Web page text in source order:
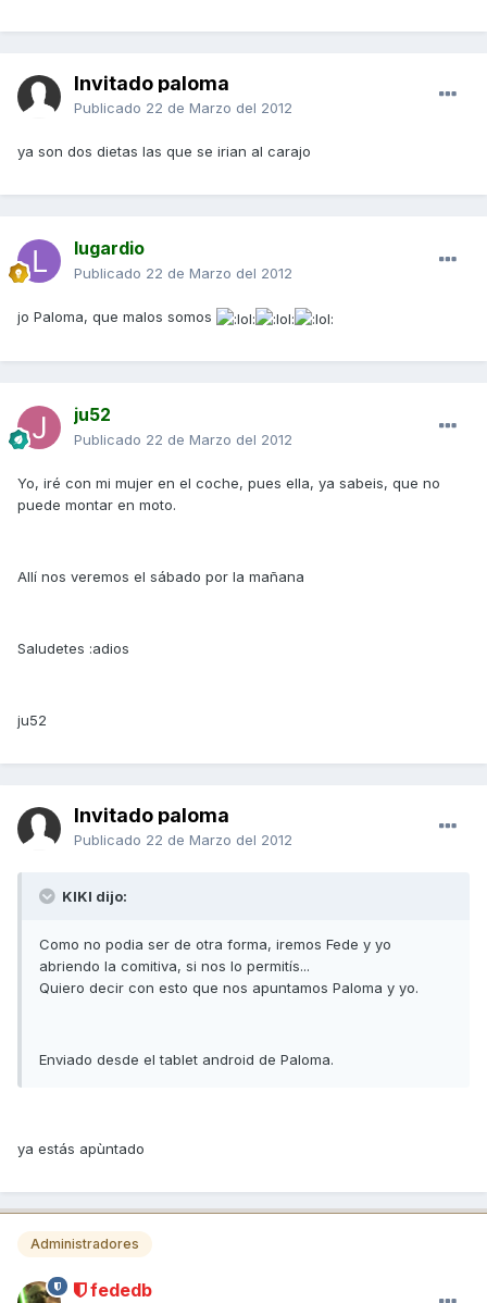
Invitado paloma
Publicado 22 de Marzo del 2012
ya son dos dietas las que se irian al carajo
lugardio
Publicado 22 de Marzo del 2012
jo Paloma, que malos somos
ju52
Publicado 22 de Marzo del 2012
Yo, iré con mi mujer en el coche, pues ella, ya sabeis, que no
puede montar en moto.
Allí nos veremos el sábado por la mañana
Saludetes :adios
ju52
Invitado paloma
Publicado 22 de Marzo del 2012
KIKI dijo:
Como no podia ser de otra forma, iremos Fede y yo
abriendo la comitiva, si nos lo permitís...
Quiero decir con esto que nos apuntamos Paloma y yo.
Enviado desde el tablet android de Paloma.
ya estás apùntado
Administradores
fededb